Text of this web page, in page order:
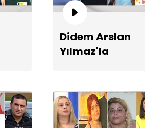
Didem Arslan
Yılmaz'la